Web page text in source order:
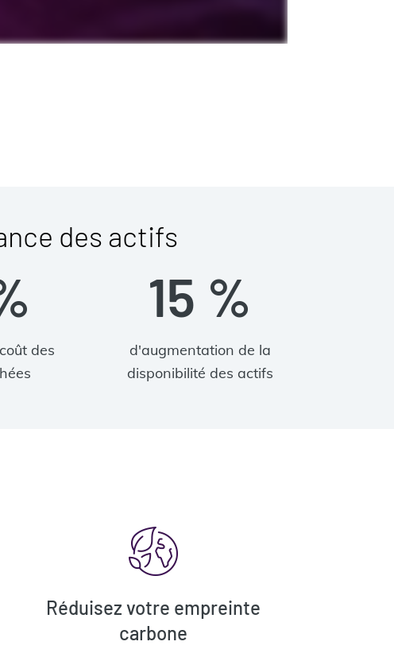
des actifs
des
15 %
d'augmentation de la
disponibilité des actifs
Réduisez votre empreinte
carbone